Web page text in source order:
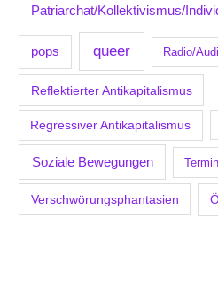
Patriarchat/Kollektivismus/
pops queer Radio/
Reflektierter Antikapitalismus
Regressiver Antikapitalismus
Soziale Bewegungen
Verschwörungsphantasien